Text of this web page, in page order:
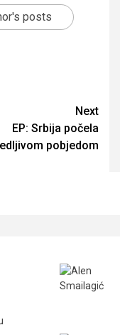
posts
Next
EP: Srbija počela
pobjedom